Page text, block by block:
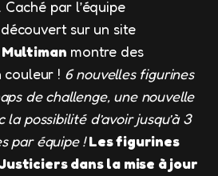
. Caché par l’équipe
sur un site
Multiman montre des
couleur ! 6 nouvelles figurines
de challenge, une nouvelle
possibilité d’avoir jusqu’à 3
par équipe !Les figurines
dans la mise à jour